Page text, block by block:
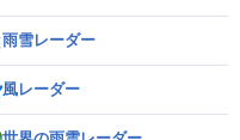
雨雪レーダー
風レーダー